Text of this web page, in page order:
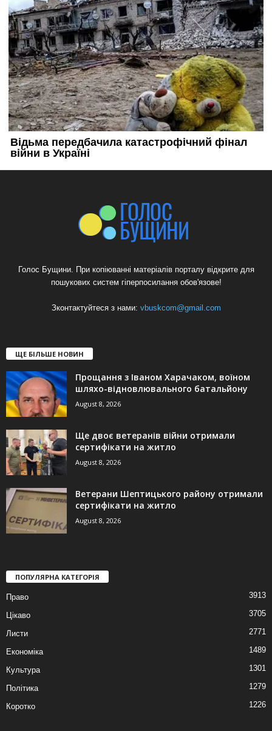
Голос Бущини. При копіюванні матеріалів порталу відкрите для
пошукових систем гіперпосилання обов'язове!
Зконтактуйтеся з нами: vbuskcom@gmail.com
ЩЕ БІЛЬШЕ НОВИН
Прощання з Іваном Харачаком, воїном
шляхо-відновлювального батальйону
August 8, 2026
Ще двоє ветеранів війни отримали
сертифікати на житло
August 8, 2026
Ветерани Шептицького району отримали
сертифікати на житло
August 8, 2026
ПОПУЛЯРНА КАТЕГОРІЯ
Право 3913
Цікаво 3705
Листи 2771
Економіка 1489
Культура 1301
Політика 1279
Коротко 1226